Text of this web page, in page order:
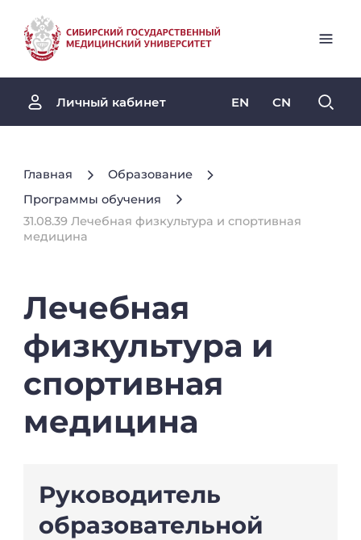
Личный кабинет EN CN
Главная
Образование
Программы обучения
31.08.39 Лечебная физкультура и спортивная
медицина
Лечебная
физкультура и
спортивная
медицина
Руководитель
образовательной